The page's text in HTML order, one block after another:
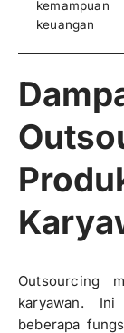
kemampuan
keuangan
Outsourcing
karyawan. Ini
beberapa